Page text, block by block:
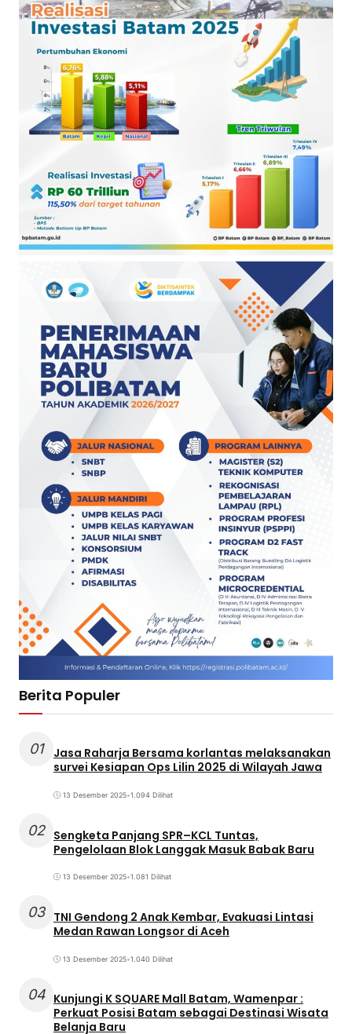
Berita Populer
01
Jasa Raharja Bersama korlantas melaksanakan
survei Kesiapan Ops Lilin 2025 di Wilayah Jawa
13 Desember 2025•1.094 Dilihat
02 Sengketa Panjang SPR–KCL Tuntas,
Pengelolaan Blok Langgak Masuk Babak Baru
13 Desember 2025•1.081 Dilihat
03 TNI Gendong 2 Anak Kembar, Evakuasi Lintasi
Medan Rawan Longsor di Aceh
13 Desember 2025•1.040 Dilihat
04 Kunjungi K SQUARE Mall Batam, Wamenpar :
Perkuat Posisi Batam sebagai Destinasi Wisata
Belanja Baru